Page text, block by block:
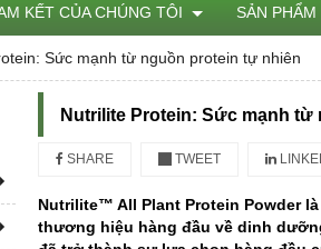
KẾT CỦA CHÚNG TÔI SẢN PHẨM
Sức mạnh từ nguồn protein tự nhiên
Nutrilite Protein: Sức mạnh
SHARE TWEET
Nutrilite™ All Plant Protein Powder
thương hiệu hàng đầu về dinh